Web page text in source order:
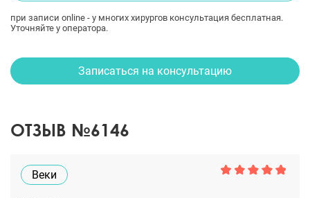
при записи online - у многих хирургов консультация бесплатная.
Уточняйте у оператора.
Записаться на консультацию
ОТЗЫВ №6146
Веки